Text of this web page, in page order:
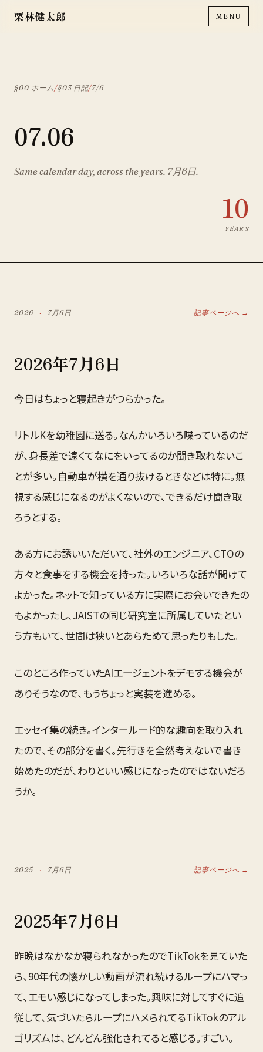
栗林健太郎 MENU
§00 ホーム/§03 日記/7/6
07.06
Same calendar day, across the years. 7月6日.
10
YEARS
2026 · 7月6日 記事ページへ →
2026年7月6日
今日はちょっと寝起きがつらかった。
リトルKを幼稚園に送る。なんかいろいろ喋っているのだ
が、身長差で遠くてなにをいってるのか聞き取れないこ
とが多い。自動車が横を通り抜けるときなどは特に。無
視する感じになるのがよくないので、できるだけ聞き取
ろうとする。
ある方にお誘いいただいて、社外のエンジニア、CTOの
方々と食事をする機会を持った。いろいろな話が聞けて
よかった。ネットで知っている方に実際にお会いできたの
もよかったし、JAISTの同じ研究室に所属していたとい
う方もいて、世間は狭いとあらためて思ったりもした。
このところ作っていたAIエージェントをデモする機会が
ありそうなので、もうちょっと実装を進める。
エッセイ集の続き。インタールード的な趣向を取り入れ
たので、その部分を書く。先行きを全然考えないで書き
始めたのだが、わりといい感じになったのではないだろ
うか。
2025 · 7月6日 記事ページへ →
2025年7月6日
昨晩はなかなか寝られなかったのでTikTokを見ていた
ら、90年代の懐かしい動画が流れ続けるループにハマっ
て、エモい感じになってしまった。興味に対してすぐに追
従して、気づいたらループにハメられてるTikTokのアル
ゴリズムは、どんどん強化されてると感じる。すごい。